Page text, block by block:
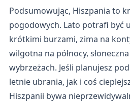
Podsumowując, Hiszpania to
pogodowych. Lato potrafi być
krótkimi burzami, zima na
wilgotna na północy,
wybrzeżach. Jeśli planujesz
letnie ubrania, jak i coś
Hiszpanii bywa